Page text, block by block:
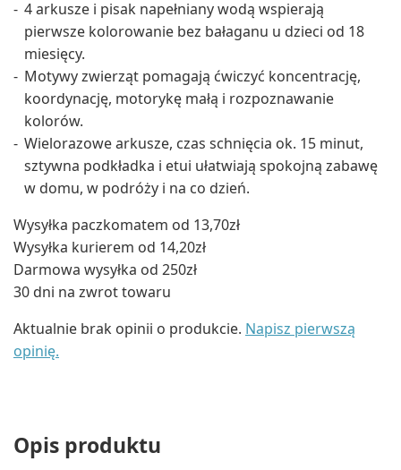
4 arkusze i pisak napełniany wodą wspierają
pierwsze kolorowanie bez bałaganu u dzieci od 18
miesięcy.
Motywy zwierząt pomagają ćwiczyć koncentrację,
koordynację, motorykę małą i rozpoznawanie
kolorów.
Wielorazowe arkusze, czas schnięcia ok. 15 minut,
sztywna podkładka i etui ułatwiają spokojną zabawę
w domu, w podróży i na co dzień.
Wysyłka paczkomatem od 13,70zł
Wysyłka kurierem od 14,20zł
Darmowa wysyłka od 250zł
30 dni na zwrot towaru
Aktualnie brak opinii o produkcie. Napisz pierwszą
opinię.
Opis produktu